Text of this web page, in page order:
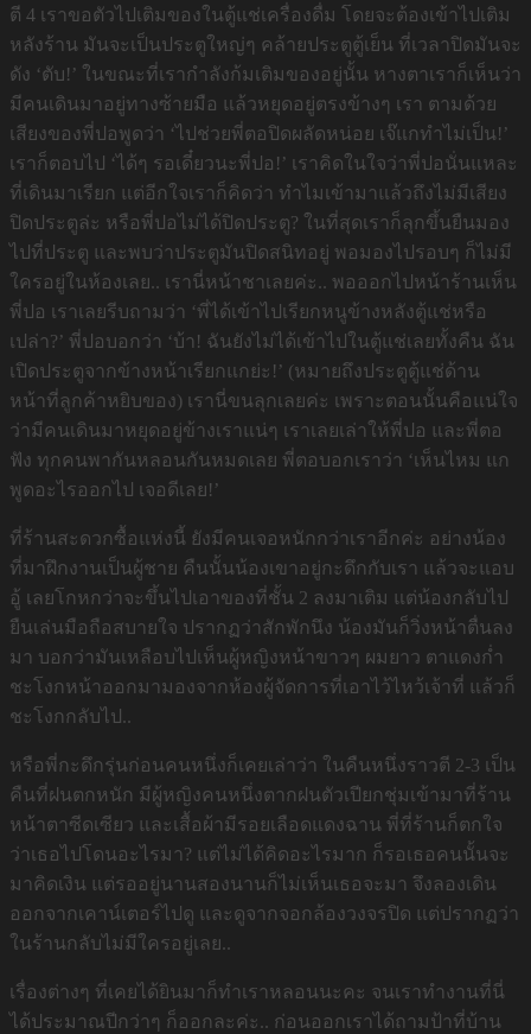
ตี 4 เราขอตัวไปเติมของในตู้แช่เครื่องดื่ม โดยจะต้องเข้าไปเติม
หลังร้าน มันจะเป็นประตูใหญ่ๆ คล้ายประตูตู้เย็น ที่เวลาปิดมันจะ
ดัง ‘ตับ!’ ในขณะที่เรากำลังก้มเติมของอยู่นั้น หางตาเราก็เห็นว่า
มีคนเดินมาอยู่ทางซ้ายมือ แล้วหยุดอยู่ตรงข้างๆ เรา ตามด้วย
เสียงของพี่ปอพูดว่า ‘ไปช่วยพี่ตอปิดผลัดหน่อย เจ๊แกทำไม่เป็น!’
เราก็ตอบไป ‘ได้ๆ รอเดี๋ยวนะพี่ปอ!’ เราคิดในใจว่าพี่ปอนั่นแหละ
ที่เดินมาเรียก แต่อีกใจเราก็คิดว่า ทำไมเข้ามาแล้วถึงไม่มีเสียง
ปิดประตูล่ะ หรือพี่ปอไม่ได้ปิดประตู? ในที่สุดเราก็ลุกขึ้นยืนมอง
ไปที่ประตู และพบว่าประตูมันปิดสนิทอยู่ พอมองไปรอบๆ ก็ไม่มี
ใครอยู่ในห้องเลย.. เรานี่หน้าชาเลยค่ะ.. พอออกไปหน้าร้านเห็น
พี่ปอ เราเลยรีบถามว่า ‘พี่ได้เข้าไปเรียกหนูข้างหลังตู้แช่หรือ
เปล่า?’ พี่ปอบอกว่า ‘บ้า! ฉันยังไม่ได้เข้าไปในตู้แช่เลยทั้งคืน ฉัน
เปิดประตูจากข้างหน้าเรียกแกย่ะ!’ (หมายถึงประตูตู้แช่ด้าน
หน้าที่ลูกค้าหยิบของ) เรานี่ขนลุกเลยค่ะ เพราะตอนนั้นคือแน่ใจ
ว่ามีคนเดินมาหยุดอยู่ข้างเราแน่ๆ เราเลยเล่าให้พี่ปอ และพี่ตอ
ฟัง ทุกคนพากันหลอนกันหมดเลย พี่ตอบอกเราว่า ‘เห็นไหม แก
พูดอะไรออกไป เจอดีเลย!’
ที่ร้านสะดวกซื้อแห่งนี้ ยังมีคนเจอหนักกว่าเราอีกค่ะ อย่างน้อง
ที่มาฝึกงานเป็นผู้ชาย คืนนั้นน้องเขาอยู่กะดึกกับเรา แล้วจะแอบ
อู้ เลยโกหกว่าจะขึ้นไปเอาของที่ชั้น 2 ลงมาเติม แต่น้องกลับไป
ยืนเล่นมือถือสบายใจ ปรากฏว่าสักพักนึง น้องมันก็วิ่งหน้าตื่นลง
มา บอกว่ามันเหลือบไปเห็นผู้หญิงหน้าขาวๆ ผมยาว ตาแดงก่ำ
ชะโงกหน้าออกมามองจากห้องผู้จัดการที่เอาไว้ไหว้เจ้าที่ แล้วก็
ชะโงกกลับไป..
หรือพี่กะดึกรุ่นก่อนคนหนึ่งก็เคยเล่าว่า ในคืนหนึ่งราวตี 2-3 เป็น
คืนที่ฝนตกหนัก มีผู้หญิงคนหนึ่งตากฝนตัวเปียกชุ่มเข้ามาที่ร้าน
หน้าตาซีดเซียว และเสื้อผ้ามีรอยเลือดแดงฉาน พี่ที่ร้านก็ตกใจ
ว่าเธอไปโดนอะไรมา? แต่ไม่ได้คิดอะไรมาก ก็รอเธอคนนั้นจะ
มาคิดเงิน แต่รออยู่นานสองนานก็ไม่เห็นเธอจะมา จึงลองเดิน
ออกจากเคาน์เตอร์ไปดู และดูจากจอกล้องวงจรปิด แต่ปรากฏว่า
ในร้านกลับไม่มีใครอยู่เลย..
เรื่องต่างๆ ที่เคยได้ยินมาก็ทำเราหลอนนะคะ จนเราทำงานที่นี่
ได้ประมาณปีกว่าๆ ก็ออกละค่ะ.. ก่อนออกเราได้ถามป้าที่บ้าน